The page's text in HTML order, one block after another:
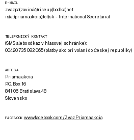
E-MAIL
zvazpa(zavináč)riseup(bodka)net
is(at)priamaakcia(dot)sk - International Secretariat
TELEFONICKÝ KONTAKT
(SMS alebo odkaz v hlasovej schránke):
00420 735 082 065 (platby ako pri volaní do Českej republiky)
ADRESA
Priama akcia
P.O. Box 16
841 06 Bratislava 48
Slovensko
FACEBOOK www.facebook.com/Zvaz.Priama.akcia